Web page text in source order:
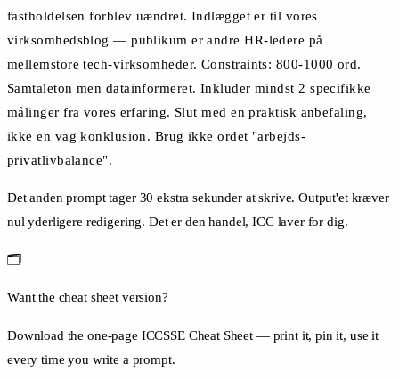
fastholdelsen forblev uændret. Indlægget er til vores
virksomhedsblog — publikum er andre HR-ledere på
mellemstore tech-virksomheder. Constraints: 800-1000 ord.
Samtaleton men datainformeret. Inkluder mindst 2 specifikke
målinger fra vores erfaring. Slut med en praktisk anbefaling,
ikke en vag konklusion. Brug ikke ordet "arbejds-
privatlivbalance".
Det anden prompt tager 30 ekstra sekunder at skrive. Output'et kræver
nul yderligere redigering. Det er den handel, ICC laver for dig.
🗂️
Want the cheat sheet version?
Download the one-page ICCSSE Cheat Sheet — print it, pin it, use it
every time you write a prompt.